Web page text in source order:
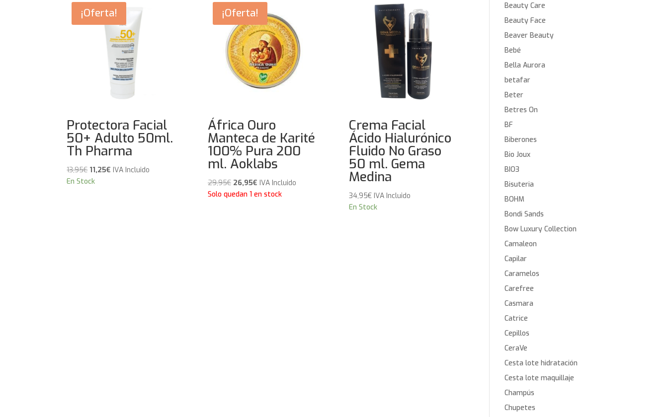
¡Oferta!
Protectora Facial
50+ Adulto 50ml.
Th Pharma
13,95€ El
precio
11,25€ El
IVA Incluido
En Stock
¡Oferta!
África Ouro
Manteca de Karité
100% Pura 200
ml. Aoklabs
29,95€ El
precio
26,95€El
precio
IVA Incluido
Solo quedan 1 en stock
Crema Facial
Ácido Hialurónico
Fluido No Graso
50 ml. Gema
Medina
34,95€ IVA Incluido
En Stock
Beauty Care
Beauty Face
Beaver Beauty
Bebé
Bella Aurora
betafar
Beter
Betres On
BF
Biberones
Bio Joux
BIO3
Bisuteria
BOHM
Bondi Sands
Bow Luxury Collection
Camaleon
Capilar
Caramelos
Carefree
Casmara
Catrice
Cepillos
CeraVe
Cesta lote hidratación
Cesta lote maquillaje
Champús
Chupetes